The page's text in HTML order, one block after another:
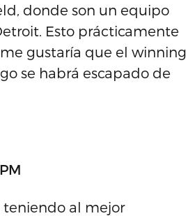
donde son un equipo
Esto prácticamente
gustaría que el winning
se habrá escapado de
teniendo al mejor